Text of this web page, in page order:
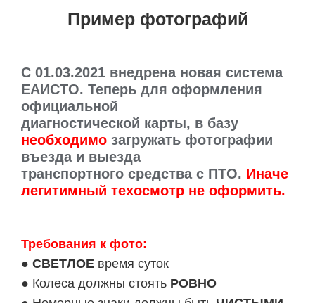
Пример фотографий
C 01.03.2021 внедрена новая система
ЕАИСТО. Теперь для оформления
официальной
диагностической карты, в базу
необходимо загружать фотографии
въезда и выезда
транспортного средства с ПТО. Иначе
легитимный техосмотр не оформить.
Требования к фото:
● СВЕТЛОЕ время суток
● Колеса должны стоять РОВНО